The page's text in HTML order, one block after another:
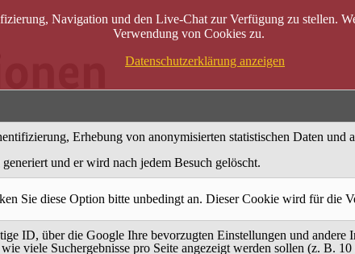
Navigation und den Live-Chat zur Verfügung zu stellen.
Verwendung von Cookies zu.
Datenschutzerklärung anzeigen
Erhebung von anonymisierten statistischen Daten und
und er wird nach jedem Besuch gelöscht.
Sie diese Option bitte unbedingt an. Dieser Cookie wird für die
ID, über die Google Ihre bevorzugten Einstellungen und andere
viele Suchergebnisse pro Seite angezeigt werden sollen (z. B.